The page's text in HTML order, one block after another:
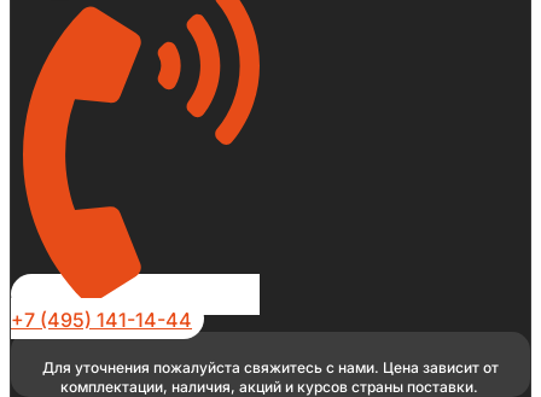
+7 (495) 141-14-44
Для уточнения пожалуйста свяжитесь с нами. Цена зависит от
комплектации, наличия, акций и курсов страны поставки.